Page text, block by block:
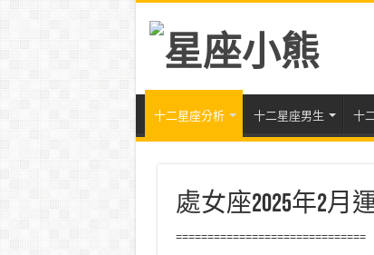
十二星座分析 十二星座男生 十
處女座2025年2月
==============================